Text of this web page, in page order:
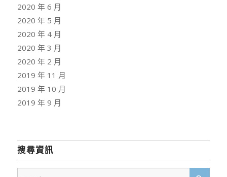
2020 年 6 月
2020 年 5 月
2020 年 4 月
2020 年 3 月
2020 年 2 月
2019 年 11 月
2019 年 10 月
2019 年 9 月
搜尋資訊